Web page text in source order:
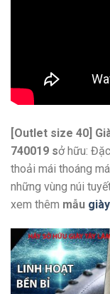
[Outlet size 40]
740019 sở hữu:
thoải mái thoáng
những vùng núi
xem thêm mẫu